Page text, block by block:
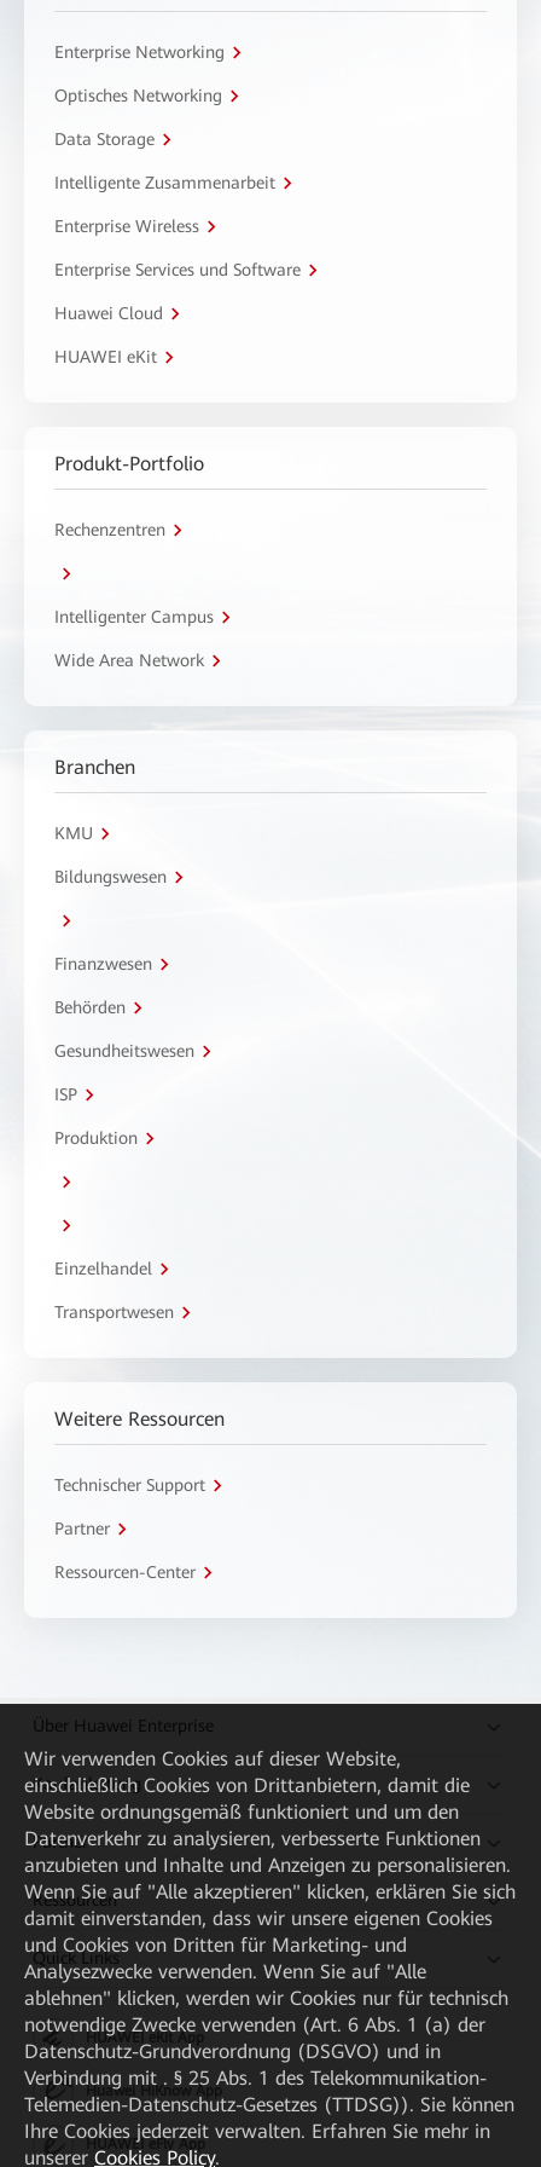
Enterprise Networking
Optisches Networking
Data Storage
Intelligente Zusammenarbeit
Enterprise Wireless
Enterprise Services und Software
Huawei Cloud
HUAWEI eKit
Produkt-Portfolio
Rechenzentren
Intelligenter Campus
Wide Area Network
Branchen
KMU
Bildungswesen
Finanzwesen
Behörden
Gesundheitswesen
ISP
Produktion
Einzelhandel
Transportwesen
Weitere Ressourcen
Technischer Support
Partner
Ressourcen-Center
Über Huawei Enterprise
Kaufanleitung
Partner
Ressourcen
Quick Links
HUAWEI eKit App
Huawei HiKnow App
HUAWEI eFly App
Wir verwenden Cookies auf dieser Website,
einschließlich Cookies von Drittanbietern, damit die
Website ordnungsgemäß funktioniert und um den
Datenverkehr zu analysieren, verbesserte Funktionen
anzubieten und Inhalte und Anzeigen zu personalisieren.
Wenn Sie auf "Alle akzeptieren" klicken, erklären Sie sich
damit einverstanden, dass wir unsere eigenen Cookies
und Cookies von Dritten für Marketing- und
Analysezwecke verwenden. Wenn Sie auf "Alle
ablehnen" klicken, werden wir Cookies nur für technisch
notwendige Zwecke verwenden (Art. 6 Abs. 1 (a) der
Datenschutz-Grundverordnung (DSGVO) und in
Verbindung mit . § 25 Abs. 1 des Telekommunikation-
Telemedien-Datenschutz-Gesetzes (TTDSG)). Sie können
Ihre Cookies jederzeit verwalten. Erfahren Sie mehr in
unserer Cookies Policy.